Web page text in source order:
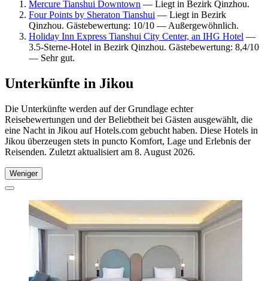
Mercure Tianshui Downtown — Liegt in Bezirk Qinzhou.
Four Points by Sheraton Tianshui — Liegt in Bezirk
Qinzhou. Gästebewertung: 10/10 — Außergewöhnlich.
Holiday Inn Express Tianshui City Center, an IHG Hotel —
3.5-Sterne-Hotel in Bezirk Qinzhou. Gästebewertung: 8,4/10
— Sehr gut.
Unterkünfte in Jikou
Die Unterkünfte werden auf der Grundlage echter
Reisebewertungen und der Beliebtheit bei Gästen ausgewählt, die
eine Nacht in Jikou auf Hotels.com gebucht haben. Diese Hotels in
Jikou überzeugen stets in puncto Komfort, Lage und Erlebnis der
Reisenden. Zuletzt aktualisiert am 8. August 2026.
Weniger